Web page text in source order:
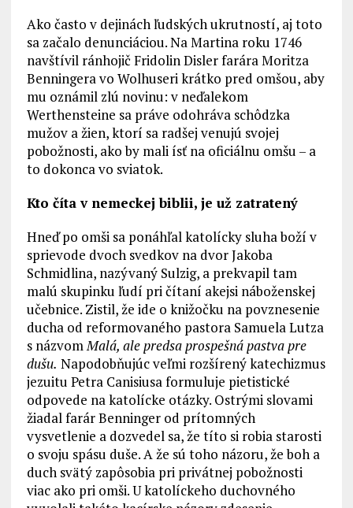
Ako často v dejinách ľudských ukrutností, aj toto
sa začalo denunciáciou. Na Martina roku 1746
navštívil ránhojič Fridolin Disler farára Moritza
Benningera vo Wolhuseri krátko pred omšou, aby
mu oznámil zlú novinu: v neďalekom
Werthensteine sa práve odohráva schôdzka
mužov a žien, ktorí sa radšej venujú svojej
pobožnosti, ako by mali ísť na oficiálnu omšu – a
to dokonca vo sviatok.
Kto číta v nemeckej biblii, je už zatratený
Hneď po omši sa ponáhľal katolícky sluha boží v
sprievode dvoch svedkov na dvor Jakoba
Schmidlina, nazývaný Sulzig, a prekvapil tam
malú skupinku ľudí pri čítaní akejsi náboženskej
učebnice. Zistil, že ide o knižočku na povznesenie
ducha od reformovaného pastora Samuela Lutza
s názvomMalá, ale predsa prospešná pastva pre
dušu. Napodobňujúc veľmi rozšírený katechizmus
jezuitu Petra Canisiusa formuluje pietistické
odpovede na katolícke otázky. Ostrými slovami
žiadal farár Benninger od prítomných
vysvetlenie a dozvedel sa, že títo si robia starosti
o svoju spásu duše. A že sú toho názoru, že boh a
duch svätý zapôsobia pri privátnej pobožnosti
viac ako pri omši. U katolíckeho duchovného